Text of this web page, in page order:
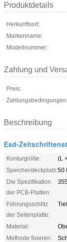
Produktdetails
Herkunftsort:
Markenname:
Modellnummer:
Zahlung und
Preis:
Beschreibung
Esd-
Konturgröße:
(L
Speichersteckplatz:50
Die Spezifikation
der PCB-Platten:
Führungsschlitz
der Seitenplatte:
Material:
Methode fixieren: